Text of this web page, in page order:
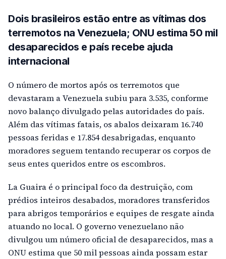
Dois brasileiros estão entre as vítimas dos
terremotos na Venezuela; ONU estima 50 mil
desaparecidos e país recebe ajuda
internacional
O número de mortos após os terremotos que
devastaram a Venezuela subiu para 3.535, conforme
novo balanço divulgado pelas autoridades do país.
Além das vítimas fatais, os abalos deixaram 16.740
pessoas feridas e 17.854 desabrigadas, enquanto
moradores seguem tentando recuperar os corpos de
seus entes queridos entre os escombros.
La Guaira é o principal foco da destruição, com
prédios inteiros desabados, moradores transferidos
para abrigos temporários e equipes de resgate ainda
atuando no local. O governo venezuelano não
divulgou um número oficial de desaparecidos, mas a
ONU estima que 50 mil pessoas ainda possam estar